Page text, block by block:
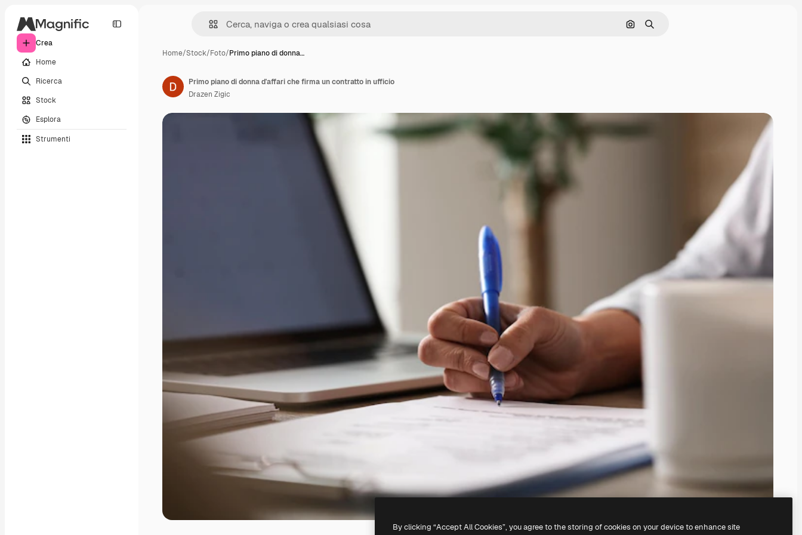
Crea
Home
Ricerca
Stock
Esplora
Strumenti
Cerca per immagine
Ricerca
Home/Stock/Foto/Primo piano di donna…
Primo piano di donna d'affari che firma un contratto in ufficio
Drazen Zigic
By clicking “Accept All Cookies”, you agree to the storing of cookies on your device to enhance site